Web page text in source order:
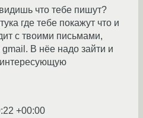
что тебе пишут?
где тебе покажут что и
с твоими письмами,
В нёе надо зайти и
+00:00